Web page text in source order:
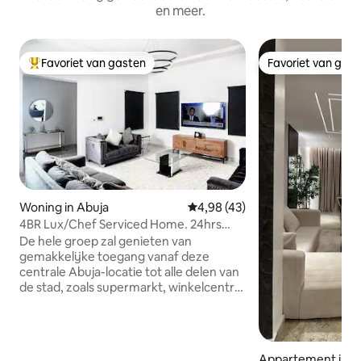
en meer.
Topfavoriet van gasten
Favoriet van gasten
Woning in Abuja Gemiddelde beoordeling van
4,98 (43)
4BR Lux/Chef Serviced Home. 24hrs
Elect/Wi-Fi
De hele groep zal genieten van
gemakkelijke toegang vanaf deze
centrale Abuja-locatie tot alle delen van
de stad, zoals supermarkt, winkelcentra
Favoriet van
Favoriet van